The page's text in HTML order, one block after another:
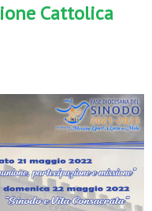
Cattolica